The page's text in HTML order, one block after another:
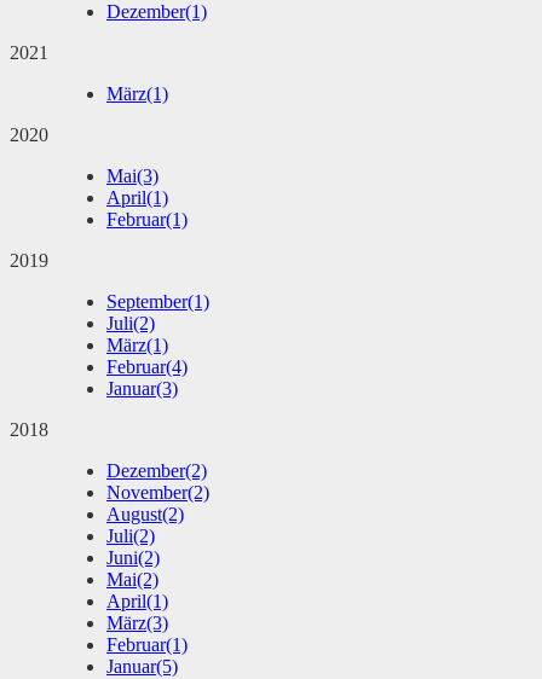
Dezember(1)
2021
März(1)
2020
Mai(3)
April(1)
Februar(1)
2019
September(1)
Juli(2)
März(1)
Februar(4)
Januar(3)
2018
Dezember(2)
November(2)
August(2)
Juli(2)
Juni(2)
Mai(2)
April(1)
März(3)
Februar(1)
Januar(5)